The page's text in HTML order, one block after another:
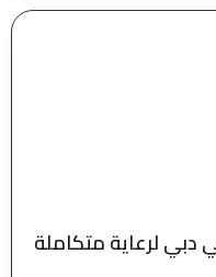
لرعاية متكاملة